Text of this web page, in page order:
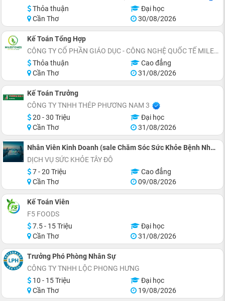
Thỏa thuận
Đại học
Cần Thơ
30/08/2026
Kế Toán Tổng Hợp
CÔNG TY CỔ PHẦN GIÁO DỤC - CÔNG NGHỆ QUỐC TẾ MILESTONES
Thỏa thuận
Cao đẳng
Cần Thơ
31/08/2026
Kế Toán Trưởng
CÔNG TY TNHH THÉP PHƯƠNG NAM 3
20 - 30 Triệu
Đại học
Cần Thơ
31/08/2026
Nhân Viên Kinh Doanh (sale Chăm Sóc Sức Khỏe Bệnh Nhân) Số Lượng 5 Người
DỊCH VỤ SỨC KHỎE TÂY ĐÔ
7 - 20 Triệu
Cao đẳng
Cần Thơ
09/08/2026
Kế Toán Viên
F5 FOODS
7.5 - 15 Triệu
Đại học
Cần Thơ
31/08/2026
Trưởng Phó Phòng Nhân Sự
CÔNG TY TNHH LỘC PHONG HƯNG
10 - 15 Triệu
Đại học
Cần Thơ
19/08/2026